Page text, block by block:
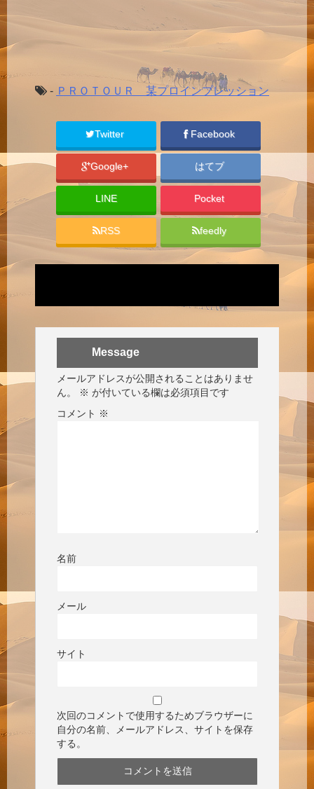
- ＰＲＯＴＯＵＲ 某プロインプレッション
Twitter Facebook
Google+ はてブ
LINE Pocket
RSS feedly
Message
メールアドレスが公開されることはありませ
ん。
※ が付いている欄は必須項目です
コメント ※
名前
メール
サイト
次回のコメントで使用するためブラウザーに
自分の名前、メールアドレス、サイトを保存
する。